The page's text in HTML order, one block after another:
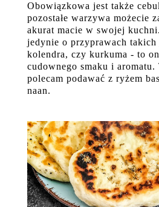
Obowiązkowa jest także
pozostałe warzywa możecie
akurat macie w swojej
jedynie o przyprawach
kolendra, czy kurkuma - to
cudownego smaku i aromatu.
polecam podawać z ryżem
naan.